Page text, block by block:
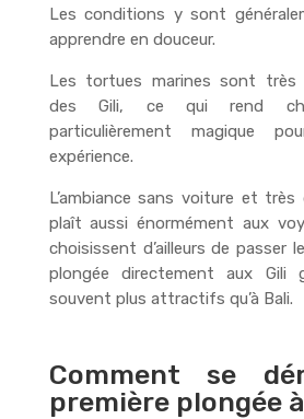
Les conditions y sont
apprendre en douceur.
Les tortues marines sont très
des Gili, ce qui rend
particulièrement magique
expérience.
L’ambiance sans voiture et
plaît aussi énormément aux
choisissent d’ailleurs de passer
plongée directement aux Gili
souvent plus attractifs qu’à Bali.
Comment se
première plongée